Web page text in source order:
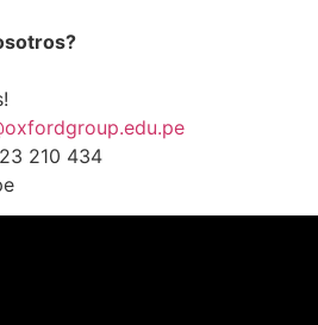
210 434